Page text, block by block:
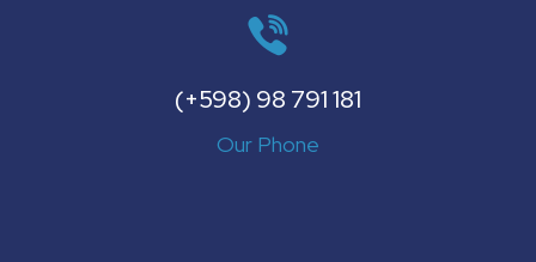
(+598) 98 791 181
Our Phone